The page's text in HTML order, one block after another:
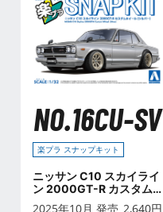
NO.16CU-SV
楽プラ スナップキット
ニッサン C10 スカイライ
ン 2000GT-R カスタム
ホイール(シルバー)
2025年10月 発売 2,640円